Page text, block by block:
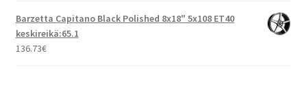
Barzetta Capitano Black Polished 8x18" 5x108 ET40
keskireikä:65.1
136.73€